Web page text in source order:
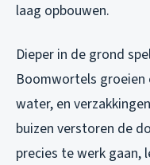
laag opbouwen.
Dieper in de grond
Boomwortels groeien
water, en
buizen verstoren de
precies te werk gaan,